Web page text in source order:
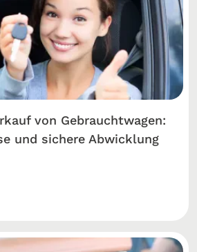
von Gebrauchtwagen:
und sichere Abwicklung